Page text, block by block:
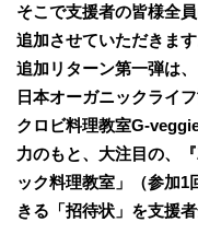
そこで支援者の皆様全
追加させていただきます
追加リターン第一弾は
日本オーガニックライ
クロビ料理教室G-
力のもと、大注目の、
ック料理教室」（参加
きる「招待状」を支援